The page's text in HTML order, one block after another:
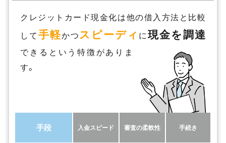
クレジットカード現金化は他の借入方法と比較
して手軽かつスピーディ に現金を調達
できるという特徴がありま
す。
手段 入金スピード 審査の柔軟性 手続き